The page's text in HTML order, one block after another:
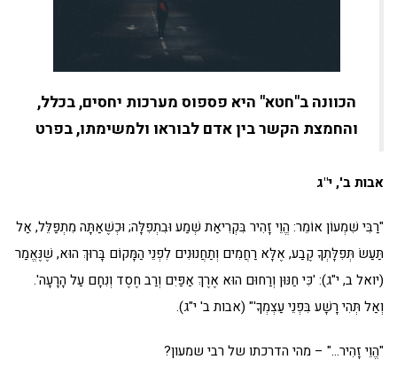
הכוונה ב"חטא" היא פספוס מערכות יחסים, בכלל,
והחמצת הקשר בין אדם לבוראו ולמשימתו, בפרט
אבות ב', י"ג
"רַבִּי שִׁמְעוֹן אוֹמֵר: הֱוֵי זָהִיר בִּקְרִיאַת שְׁמַע וּבִתְפִלָּה; וּכְשֶׁאַתָּה מִתְפַּלֵּל, אַל
תַּעַשׂ תְּפִלָּתְךָ קֶבַע, אֶלָּא רַחֲמִים וְתַחֲנוּנִים לִפְנֵי הַמָּקוֹם בָּרוּךְ הוּא, שֶׁנֶּאֱמַר
(יואל ב, י"ג): 'כִּי חַנּוּן וְרַחוּם הוּא אֶרֶךְ אַפַּיִם וְרַב חֶסֶד וְנִחָם עַל הָרָעָה'.
וְאַל תְּהִי רָשָׁע בִּפְנֵי עַצְמְךָ'" (אבות ב' י"ג).
"הֱוֵי זָהִיר…" – מהי הדרכתו של רבי שמעון?